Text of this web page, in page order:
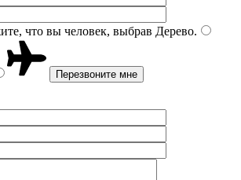
что вы человек, выбрав Дерево.